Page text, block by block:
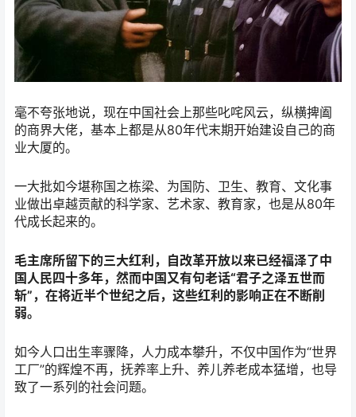
毫不夸张地说，现在中国社会上那些叱咤风云，纵横捭阖
的商界大佬，基本上都是从80年代末期开始建设自己的商
业大厦的。
一大批如今堪称国之栋梁、为国防、卫生、教育、文化事
业做出卓越贡献的科学家、艺术家、教育家，也是从80年
代成长起来的。
毛主席所留下的三大红利，自改革开放以来已经福泽了中
国人民四十多年，然而中国又有句老话“君子之泽五世而
斩”，在将近半个世纪之后，这些红利的影响正在不断削
弱。
如今人口出生率骤降，人力成本攀升，不仅中国作为“世界
工厂”的辉煌不再，抚养率上升、养儿养老成本猛增，也导
致了一系列的社会问题。